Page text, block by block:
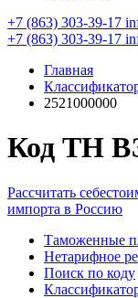
+7 (863) 303-39-17
+7 (863) 303-39-17
Главная
2521000000
Код ТН
Рассчитать
импорта в Россию
Таможенные
Нетарифное
Поиск по коду